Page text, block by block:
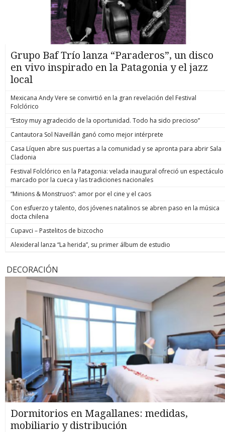
Grupo Baf Trío lanza “Paraderos”, un disco
en vivo inspirado en la Patagonia y el jazz
local
Mexicana Andy Vere se convirtió en la gran revelación del Festival
Folclórico
“Estoy muy agradecido de la oportunidad. Todo ha sido precioso”
Cantautora Sol Naveillán ganó como mejor intérprete
Casa Líquen abre sus puertas a la comunidad y se apronta para abrir Sala
Cladonia
Festival Folclórico en la Patagonia: velada inaugural ofreció un espectáculo
marcado por la cueca y las tradiciones nacionales
“Minions & Monstruos”: amor por el cine y el caos
Con esfuerzo y talento, dos jóvenes natalinos se abren paso en la música
docta chilena
Cupavci – Pastelitos de bizcocho
Alexideral lanza “La herida”, su primer álbum de estudio
DECORACIÓN
Dormitorios en Magallanes: medidas,
mobiliario y distribución